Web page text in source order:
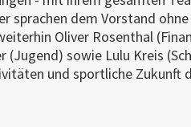
sprachen dem Vorstand
Oliver Rosenthal
(Jugend) sowie Lulu Kreis
und sportliche Zukunft